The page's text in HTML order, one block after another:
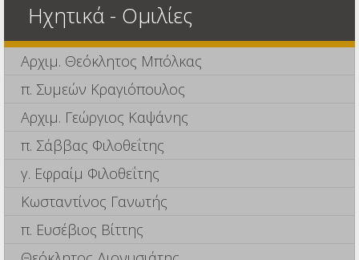
Ηχητικά - Ομιλίες
Αρχιμ. Θεόκλητος Μπόλκας
π. Συμεών Κραγιόπουλος
Αρχιμ. Γεώργιος Καψάνης
π. Σάββας Φιλοθεΐτης
γ. Εφραίμ Φιλοθεΐτης
Κωσταντίνος Γανωτής
π. Ευσέβιος Βίττης